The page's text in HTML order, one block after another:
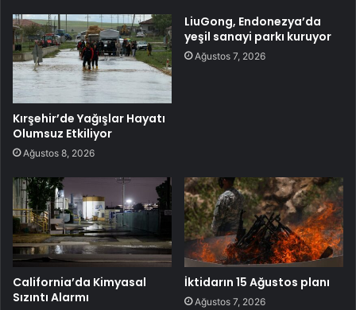
Kırşehir’de Yağışlar Hayatı
Olumsuz Etkiliyor
Ağustos 8, 2026
LiuGong, Endonezya’da
yeşil sanayi parkı kuruyor
Ağustos 7, 2026
California’da Kimyasal
Sızıntı Alarmı
İktidarın 15 Ağustos planı
Ağustos 7, 2026